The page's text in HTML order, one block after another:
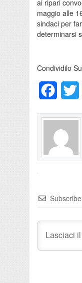
ai ripari
maggio alle
sindaci per
determinarsi
Condividilo
Subscribe